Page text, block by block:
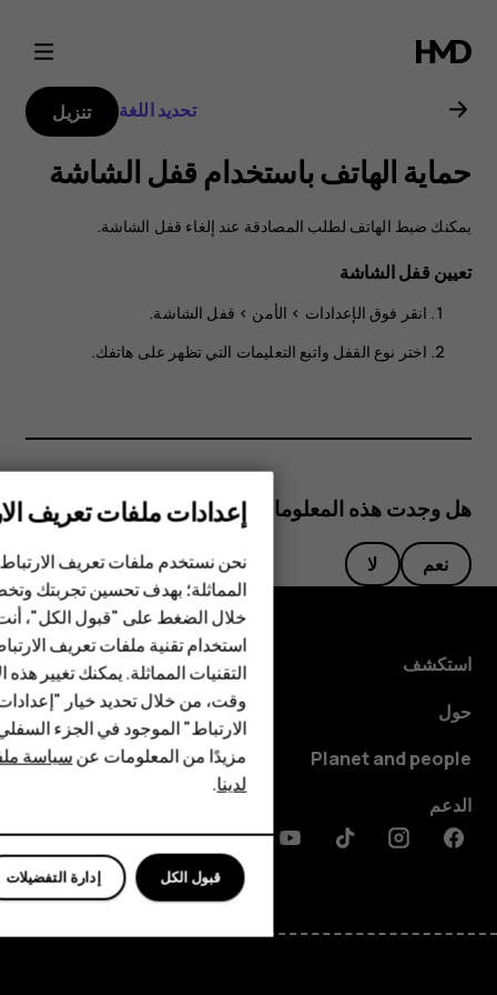
دليل
مستخدم
Nokia
G21
الهواتف الذكية
الهواتف المميزة
HMD Terra M
HMD DUB
HMD Watch
للأعمال
الأجهزة اللوحية
تحديد اللغة تنزيل
حماية الهاتف باستخدام قفل الشاشة
يمكنك ضبط الهاتف لطلب المصادقة عند إلغاء قفل الشاشة.
تعيين قفل الشاشة
انقر فوق الإعدادات > الأمن > قفل الشاشة.
اختر نوع القفل واتبع التعليمات التي تظهر على هاتفك.
هل وجدت هذه المعلومات مفيدة؟
نعم لا
استكشف
حول
Planet and people
الدعم
Facebook
Instagram
Tiktok
Youtube
Linkedin
Discord
إعدادات ملفات تعريف
نحن نستخدم ملفات تعريف
المماثلة؛ بهدف تحسين تجربتك
خلال الضغط على "قبول الكل"،
استخدام تقنية ملفات تعريف
التقنيات المماثلة. يمكنك تغيير
وقت، من خلال تحديد خيار
الارتباط" الموجود في الجزء
مزيدًا من المعلومات عنسياسة
لدينا.
إدارة التفضيلات قبول الكل